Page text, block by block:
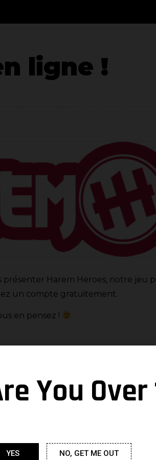
ligne !
présenter Harem Heroes, notre jeu
un compte gratuitement.
en pensez !
You Over
YES NO, GET ME OUT